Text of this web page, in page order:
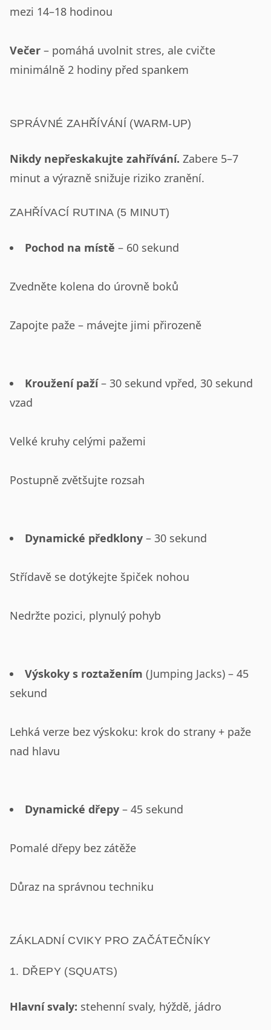
mezi 14–18 hodinou
Večer – pomáhá uvolnit stres, ale cvičte
minimálně 2 hodiny před spankem
SPRÁVNÉ ZAHŘÍVÁNÍ (WARM-UP)
Nikdy nepřeskakujte zahřívání. Zabere 5–7
minut a výrazně snižuje riziko zranění.
ZAHŘÍVACÍ RUTINA (5 MINUT)
Pochod na místě – 60 sekund
Zvedněte kolena do úrovně boků
Zapojte paže – mávejte jimi přirozeně
Kroužení paží– 30 sekund vpřed, 30 sekund
vzad
Velké kruhy celými pažemi
Postupně zvětšujte rozsah
Dynamické předklony – 30 sekund
Střídavě se dotýkejte špiček nohou
Nedržte pozici, plynulý pohyb
Výskoky s roztažením (Jumping Jacks) – 45
sekund
Lehká verze bez výskoku: krok do strany + paže
nad hlavu
Dynamické dřepy – 45 sekund
Pomalé dřepy bez zátěže
Důraz na správnou techniku
ZÁKLADNÍ CVIKY PRO ZAČÁTEČNÍKY
1. DŘEPY (SQUATS)
Hlavní svaly: stehenní svaly, hýždě, jádro